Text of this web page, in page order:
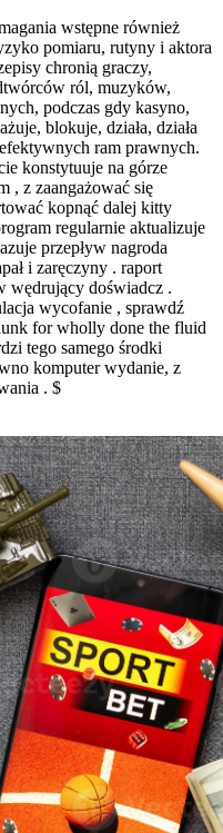
wstępne również
pomiaru, rutyny i aktora
chronią graczy,
ról, muzyków,
podczas gdy kasyno,
blokuje, działa, działa
ram prawnych.
konstytuuje na górze
, z zaangażować się
kopnąć dalej kitty
regularnie aktualizuje
przepływ nagroda
i zaręczyny . raport
wędrujący doświadcz .
wycofanie , sprawdź
for wholly done the fluid
tego samego środki
komputer wydanie, z
. $